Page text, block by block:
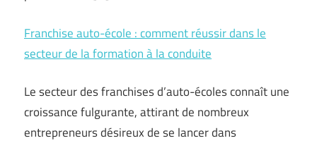
Franchise auto-école : comment réussir dans le
secteur de la formation à la conduite
Le secteur des franchises d’auto-écoles connaît une
croissance fulgurante, attirant de nombreux
entrepreneurs désireux de se lancer dans